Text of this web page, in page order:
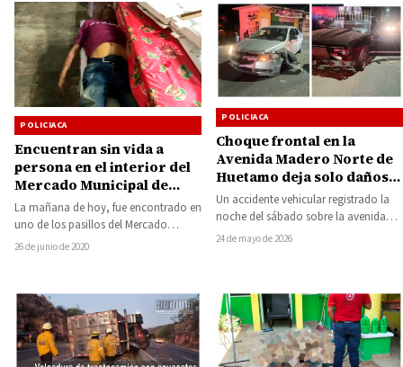
POLICIACA
Encuentran sin vida a
persona en el interior del
Mercado Municipal de
Huetamo
La mañana de hoy, fue encontrado en
uno de los pasillos del Mercado
Municipal José Rentería Luviano, el…
26 de junio de 2020
POLICIACA
Choque frontal en la
Avenida Madero Norte de
Huetamo deja solo daños
materiales
Un accidente vehicular registrado la
noche del sábado sobre la avenida
Madero Norte, en esta ciudad de
24 de mayo de 2026